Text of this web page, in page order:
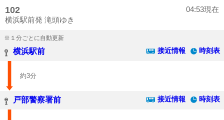
102
横浜駅前発 滝頭ゆき
04:53現在
※１分ごとに自動更新
横浜駅前 接近情報 時刻表
約3分
戸部警察署前 接近情報 時刻表